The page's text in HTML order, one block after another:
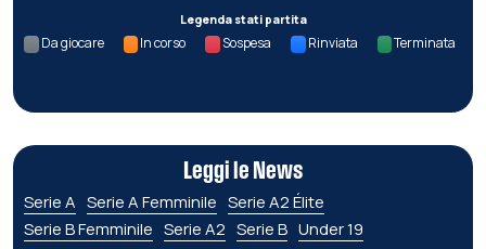
Legenda stati partita
Da giocare In corso Sospesa Rinviata Terminata
Leggi le News
Serie A Serie A Femminile Serie A2 Élite
Serie B Femminile Serie A2 Serie B Under 19